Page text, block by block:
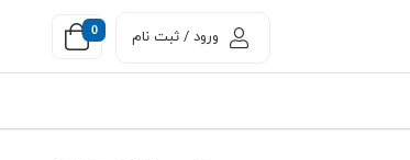
0 ورود / ثبت نام